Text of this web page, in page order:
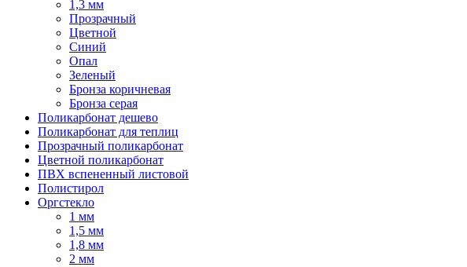
1,3 мм
Прозрачный
Цветной
Синий
Опал
Зеленый
Бронза коричневая
Бронза серая
Поликарбонат дешево
Поликарбонат для теплиц
Прозрачный поликарбонат
Цветной поликарбонат
ПВХ вспененный листовой
Полистирол
Оргстекло
1 мм
1,5 мм
1,8 мм
2 мм